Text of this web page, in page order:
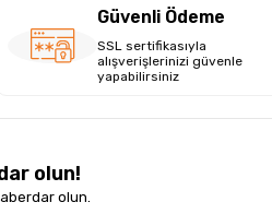
Güvenli Ödeme
SSL sertifikasıyla
alışverişlerinizi güvenle
yapabilirsiniz
olun!
olun.